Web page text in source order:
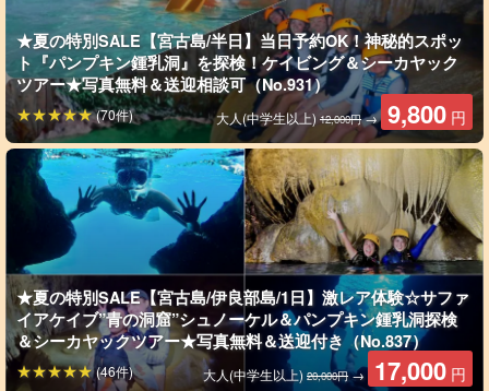
海からしか入ることができない!?
パワースポット『パンプキン鍾乳洞』へ
パンプキンホール（鍾乳洞）へは、干潮のタイミングにしか行く
ことができません。
★夏の特別SALE【宮古島/半日】当日予約OK！神秘的スポッ
ト『パンプキン鍾乳洞』を探検！ケイビング＆シーカヤック
ツアー★写真無料＆送迎相談可（No.931）
大人(中学生以上) 12,000円→ 9,800 円
(70件)
★夏の特別SALE【宮古島/伊良部島/1日】激レア体験☆サファ
イアケイブ”青の洞窟”シュノーケル＆パンプキン鍾乳洞探検
＆シーカヤックツアー★写真無料＆送迎付き（No.837）
大人(中学生以上) 20,000円→ 17,000 円
(46件)